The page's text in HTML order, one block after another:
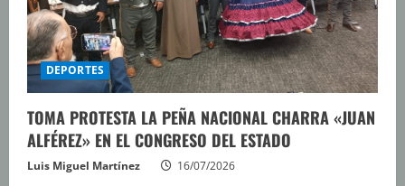
DEPORTES
TOMA PROTESTA LA PEÑA NACIONAL CHARRA «JUAN
ALFÉREZ» EN EL CONGRESO DEL ESTADO
Luis Miguel Martínez 16/07/2026